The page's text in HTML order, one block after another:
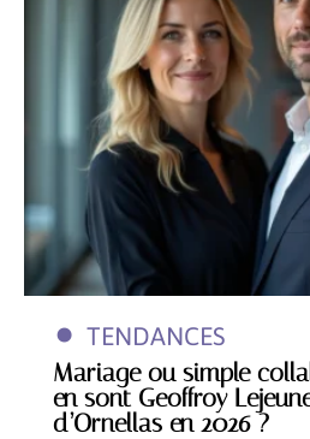
TENDANCES
Mariage ou simple
en sont Geoffroy
d’Ornellas en 2026 ?